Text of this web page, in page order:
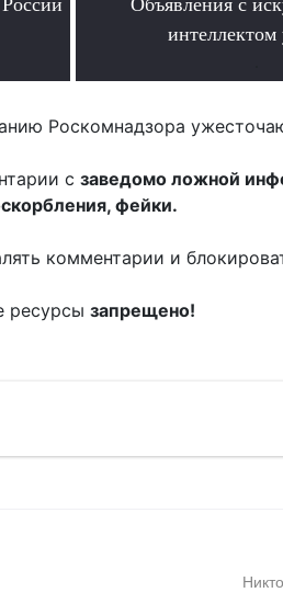
Объявления с
интеллектом
Роскомнадзора
с заведомо ложной
фейки.
комментарии и
ресурсы запрещено!